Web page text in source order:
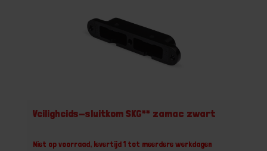
Veiligheids-sluitkom SKG** zamac zwart
Niet op voorraad, levertijd 1 tot meerdere werkdagen